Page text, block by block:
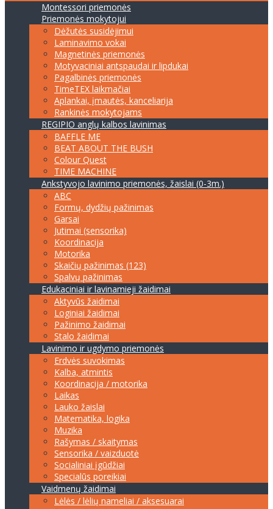
Montessori priemonės
Priemonės mokytojui
Dėžutės susidėjimui
Laminavimo vokai
Magnetinės priemonės
Motyvaciniai antspaudai ir lipdukai
Pagalbinės priemonės
TimeTEX laikmačiai
Aplankai, įmautės, kanceliarija
Rankinės mokytojams
REGIPIO anglų kalbos lavinimas
BAFFLE ME
BEAT ABOUT THE BUSH
Colour Quest
TIME MACHINE
Ankstyvojo lavinimo priemonės, žaislai (0-3m.)
ABC
Formų, dydžių pažinimas
Garsai
Jutimai (sensorika)
Koordinacija
Motorika
Skaičių pažinimas (123)
Spalvų pažinimas
Edukaciniai ir lavinamieji žaidimai
Aktyvūs žaidimai
Loginiai žaidimai
Pažinimo žaidimai
Stalo žaidimai
Lavinimo ir ugdymo priemonės
Erdvės suvokimas
Kalba, atmintis
Koordinacija / motorika
Laikas
Lauko žaislai
Matematika, logika
Muzika
Rašymas / skaitymas
Sensorika / vaizduotė
Socialiniai įgūdžiai
Specialūs poreikiai
Vaidmenų žaidimai
Lėlės / lėlių nameliai / aksesuarai